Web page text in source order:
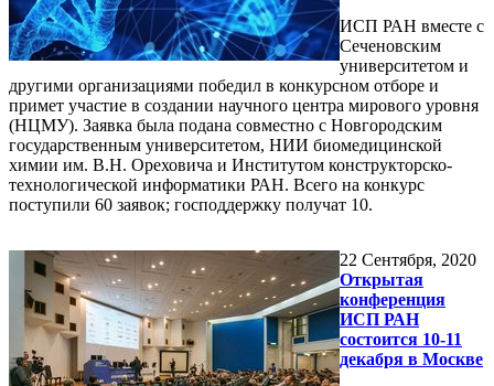
ИСП РАН вместе с
Сеченовским
университетом и
другими организациями победил в конкурсном отборе и
примет участие в создании научного центра мирового уровня
(НЦМУ). Заявка была подана совместно с Новгородским
государственным университетом, НИИ биомедицинской
химии им. В.Н. Ореховича и Институтом конструкторско-
технологической информатики РАН. Всего на конкурс
поступили 60 заявок; господдержку получат 10.
22 Сентября, 2020
Открытая
конференция
ИСП РАН
состоится 10-11
декабря в Москве